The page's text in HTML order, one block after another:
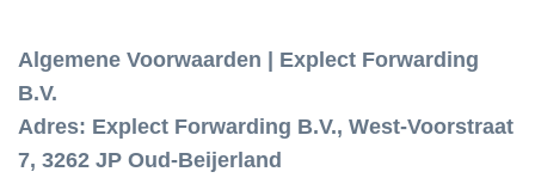
Algemene Voorwaarden | Explect Forwarding
B.V.
Adres: Explect Forwarding B.V., West-Voorstraat
7, 3262 JP Oud-Beijerland